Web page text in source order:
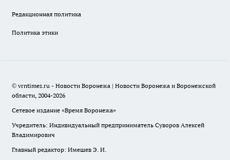
Редакционная политика
Политика этики
© vrntimes.ru - Новости Воронежа | Новости Воронежа и Воронежской
области, 2004-2026
Сетевое издание «Время Воронежа»
Учредитель: Индивидуальный предприниматель Суворов Алексей
Владимирович
Главный редактор: Имешев Э. И.